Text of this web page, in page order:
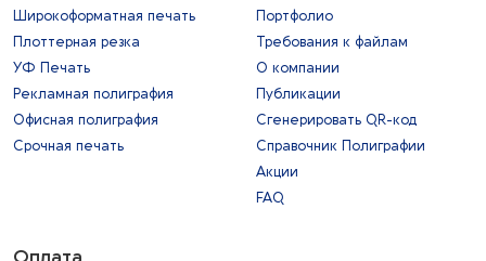
Широкоформатная печать
Плоттерная резка
УФ Печать
Рекламная полиграфия
Офисная полиграфия
Срочная печать
Портфолио
Требования к файлам
О компании
Публикации
Сгенерировать QR-код
Справочник Полиграфии
Акции
FAQ